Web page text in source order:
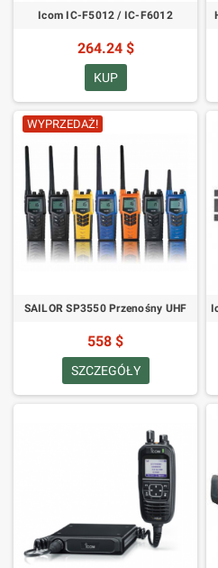
Icom IC-F5012 / IC-F6012
264.24 $
KUP
WYPRZEDAŻ!
SAILOR SP3550 Przenośny UHF
558 $
SZCZEGÓŁY